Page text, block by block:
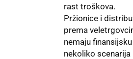
rast troškova.
Pržionice i
prema
nemaju
nekoliko